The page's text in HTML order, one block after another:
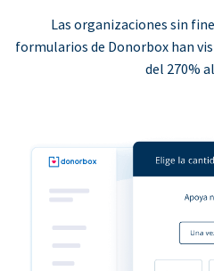
Las organizaciones sin
formularios de Donorbox han
del 270%